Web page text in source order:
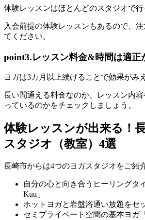
体験レッスンはほとんどのスタジオで行
入会前提の体験レッスンもあるので、
てください。
point3.レッスン料金&時間は適正
ヨガは3カ月以上続けることで効果がみ
長い間通える料金なのか、レッスン内
っているのかをチェック しましょう。
体験レッスンが出来る！
スタジオ（教室）4選
長崎市からは4つのヨガスタジオをご紹
自分の心と向き合うヒーリングタ
Kuu」
ホットヨガと岩盤浴通い放題をセッ
セミプライベート空間の基本ヨガ「